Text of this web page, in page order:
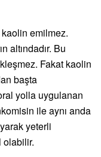
emilmez.
altındadır. Bu
Fakat kaolin
başta
yolla uygulanan
ile aynı anda
yeterli
olabilir.